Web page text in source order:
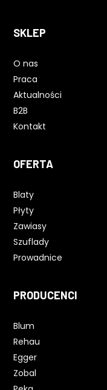
SKLEP
O nas
Praca
Aktualności
B2B
Kontakt
OFERTA
Blaty
Płyty
Zawiasy
Szuflady
Prowadnice
PRODUCENCI
Blum
Rehau
Egger
Zobal